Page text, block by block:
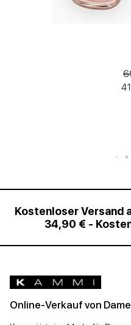
Kostenloser Versand
34,90 € -
Online-Verkauf von